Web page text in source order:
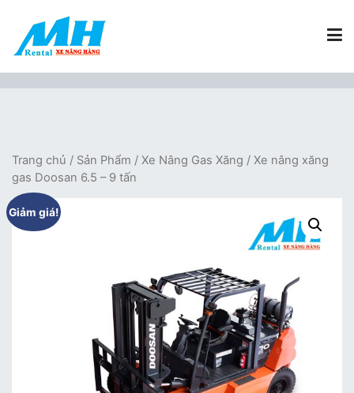
nội
Xe Nâng Hàng MH Rental
Trang chủ / Sản Phẩm / Xe Nâng Gas Xăng / Xe nâng xăng
gas Doosan 6.5 – 9 tấn
Giảm giá!